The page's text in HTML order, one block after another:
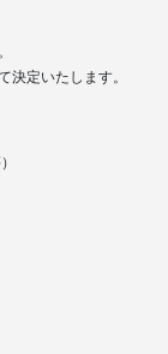
決定いたします。